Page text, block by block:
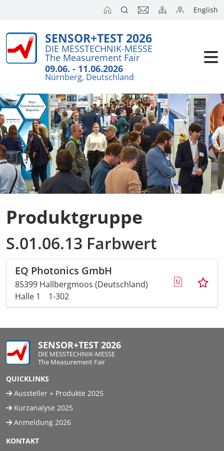
English
SENSOR+TEST 2026
DIE MESSTECHNIK-MESSE
The Measurement Fair
09.06. - 11.06.2026
Nürnberg, Deutschland
Produktgruppe
S.01.06.13 Farbwert
EQ Photonics GmbH
85399 Hallbergmoos (Deutschland)
Halle 1
1-302
SENSOR+TEST 2026
DIE MESSTECHNIK-MESSE
The Measurement Fair
QUICKLINKS
Aussteller + Produkte 2025
Kurzanalyse 2025
Anmeldung 2026
KONTAKT